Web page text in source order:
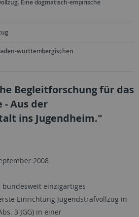
Eine dogmatisch-empirische
württembergischen
Begleitforschung für das
- Aus der
ins Jugendheim."
2008
bundesweit einzigartiges
Einrichtung Jugendstrafvollzug in
3 JGG) in einer